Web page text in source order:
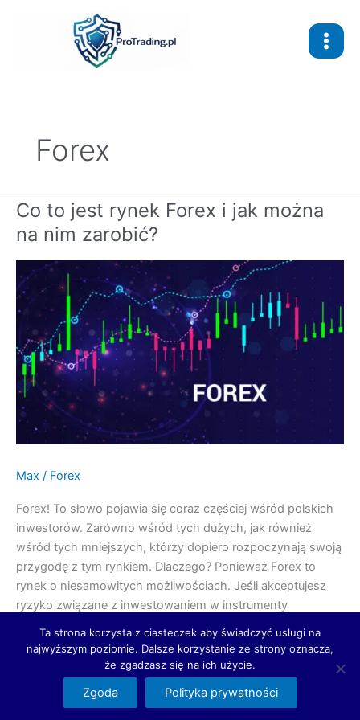
Forex
Co to jest rynek Forex i jak można
na nim zarobić?
Max / Forex
Forex! To słowo pojawia się coraz częściej wśród polskich
inwestorów. Zarówno wśród tych dużych, jak również
wśród tych mniejszych, którzy dopiero rozpoczynają swoją
przygodę z tym rynkiem. Dlaczego? Ponieważ Forex to
rynek o niesamowitych możliwościach. Jeśli akceptujesz
ryzyko związane z inwestowaniem w instrumenty
pochodne – poznaj rynek Forex. Dlaczego warto
zainteresować się rynkiem Forex? Forex to […]
Co
jest
rynek
Forex
jak
można
na
nim
zarobić?
Dowiedz się więcej »
Ta strona korzysta z ciasteczek aby świadczyć usługi na
najwyższym poziomie. Dalsze korzystanie ze strony oznacza,
że zgadzasz się na ich użycie.
Zgoda Polityka prywatności